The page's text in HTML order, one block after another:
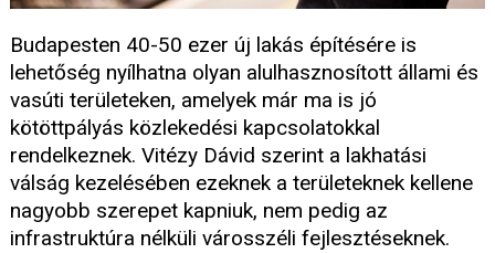
Budapesten 40-50 ezer új lakás építésére is
lehetőség nyílhatna olyan alulhasznosított állami és
vasúti területeken, amelyek már ma is jó
kötöttpályás közlekedési kapcsolatokkal
rendelkeznek. Vitézy Dávid szerint a lakhatási
válság kezelésében ezeknek a területeknek kellene
nagyobb szerepet kapniuk, nem pedig az
infrastruktúra nélküli városszéli fejlesztéseknek.